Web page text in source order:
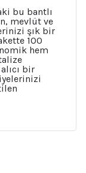
bu bantlı
mevlüt ve
şık bir
100
hem
bir